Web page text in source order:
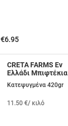
€6.95
CRETA FARMS Εν
Ελλάδι Μπιφτέκια
Κατεψυγμένα 420gr
11.50 €/ κιλό